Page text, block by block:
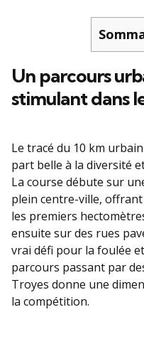
Un parcours
stimulant dans
Le tracé du 10 km
part belle à la diversité
La course débute sur
plein centre-ville,
les premiers
ensuite sur des rues
vrai défi pour la foulée
parcours passant par
Troyes donne une
la compétition.